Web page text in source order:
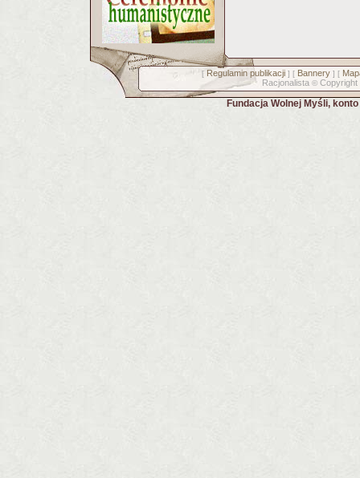
[ Regulamin publikacji] [ Bannery] [
Racjonalista © Copyright
Fundacja Wolnej Myśli,